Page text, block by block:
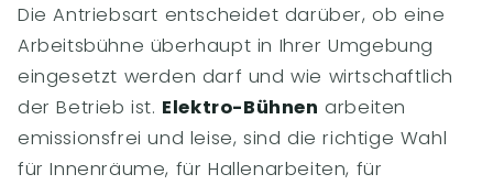
Die Antriebsart entscheidet darüber, ob eine
Arbeitsbühne überhaupt in Ihrer Umgebung
eingesetzt werden darf und wie wirtschaftlich
der Betrieb ist. Elektro-Bühnen arbeiten
emissionsfrei und leise, sind die richtige Wahl
für Innenräume, für Hallenarbeiten, für